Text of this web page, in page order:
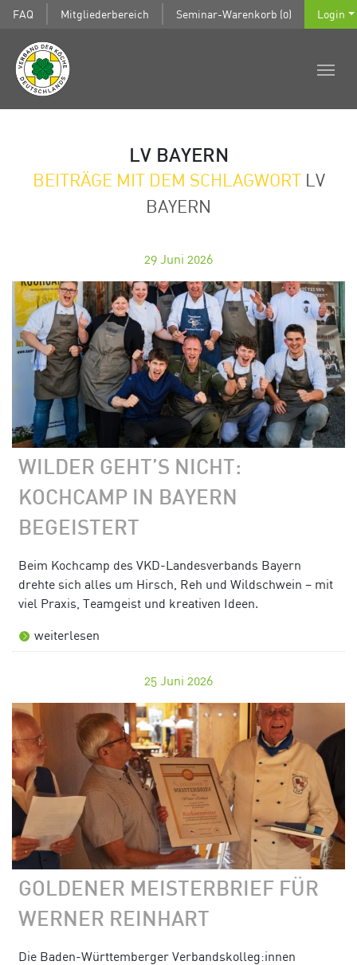
FAQ Mitgliederbereich Seminar-Warenkorb (0) Login
LV BAYERN
BEITRÄGE MIT DEM SCHLAGWORT LV
BAYERN
29 Juni 2026
WILDER GEHT’S NICHT:
KOCHCAMP IN BAYERN
BEGEISTERT
Beim Kochcamp des VKD-Landesverbands Bayern
drehte sich alles um Hirsch, Reh und Wildschwein – mit
viel Praxis, Teamgeist und kreativen Ideen.
weiterlesen
25 Juni 2026
GOLDENER MEISTERBRIEF FÜR
WERNER REINHART
Die Baden-Württemberger Verbandskolleg:innen